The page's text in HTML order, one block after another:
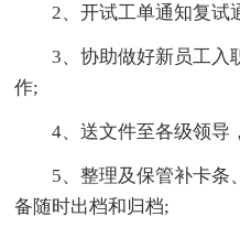
2、开试工单通知复试
3、协助做好新员工入
作;
4、送文件至各级领导
5、整理及保管补卡条
备随时出档和归档;